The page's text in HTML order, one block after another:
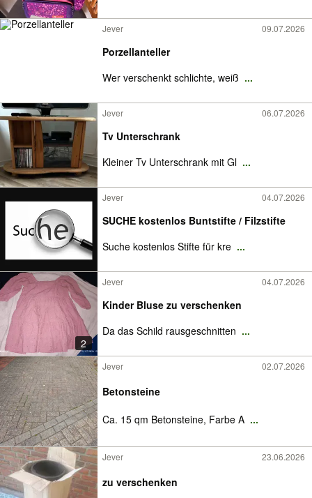
Jever 09.07.2026
Porzellanteller
Wer verschenkt schlichte, weiß ...
Jever 06.07.2026
Tv Unterschrank
Kleiner Tv Unterschrank mit Gl ...
Jever 04.07.2026
SUCHE kostenlos Buntstifte / Filzstifte
Suche kostenlos Stifte für kre ...
2
Jever 04.07.2026
Kinder Bluse zu verschenken
Da das Schild rausgeschnitten ...
Jever 02.07.2026
Betonsteine
Ca. 15 qm Betonsteine, Farbe A ...
Jever 23.06.2026
zu verschenken